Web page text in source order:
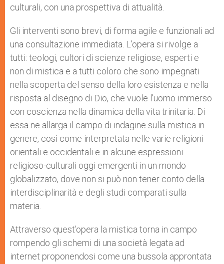
culturali, con una prospettiva di attualità.
Gli interventi sono brevi, di forma agile e funzionali ad
una consultazione immediata. L’opera si rivolge a
tutti: teologi, cultori di scienze religiose, esperti e
non di mistica e a tutti coloro che sono impegnati
nella scoperta del senso della loro esistenza e nella
risposta al disegno di Dio, che vuole l’uomo immerso
con coscienza nella dinamica della vita trinitaria. Di
essa ne allarga il campo di indagine sulla mistica in
genere, così come interpretata nelle varie religioni
orientali e occidentali e in alcune espressioni
religioso-culturali oggi emergenti in un mondo
globalizzato, dove non si può non tener conto della
interdisciplinarità e degli studi comparati sulla
materia.
Attraverso quest’opera la mistica torna in campo
rompendo gli schemi di una società legata ad
internet proponendosi come una bussola approntata